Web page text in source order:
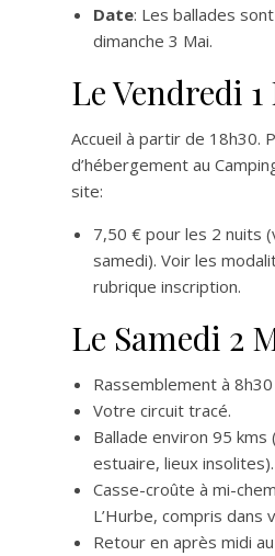
Date: Les ballades
dimanche 3 Mai.
Le Vendredi
Accueil à partir de 18h30.
d’hébergement au
site:
7,50 € pour les 2 nuits
samedi). Voir les
rubrique inscription.
Le Samedi 2
Rassemblement à
Votre circuit tracé.
Ballade environ 95 kms
estuaire, lieux insolites).
Casse-croûte à mi-
L’Hurbe, compris dans
Retour en après midi